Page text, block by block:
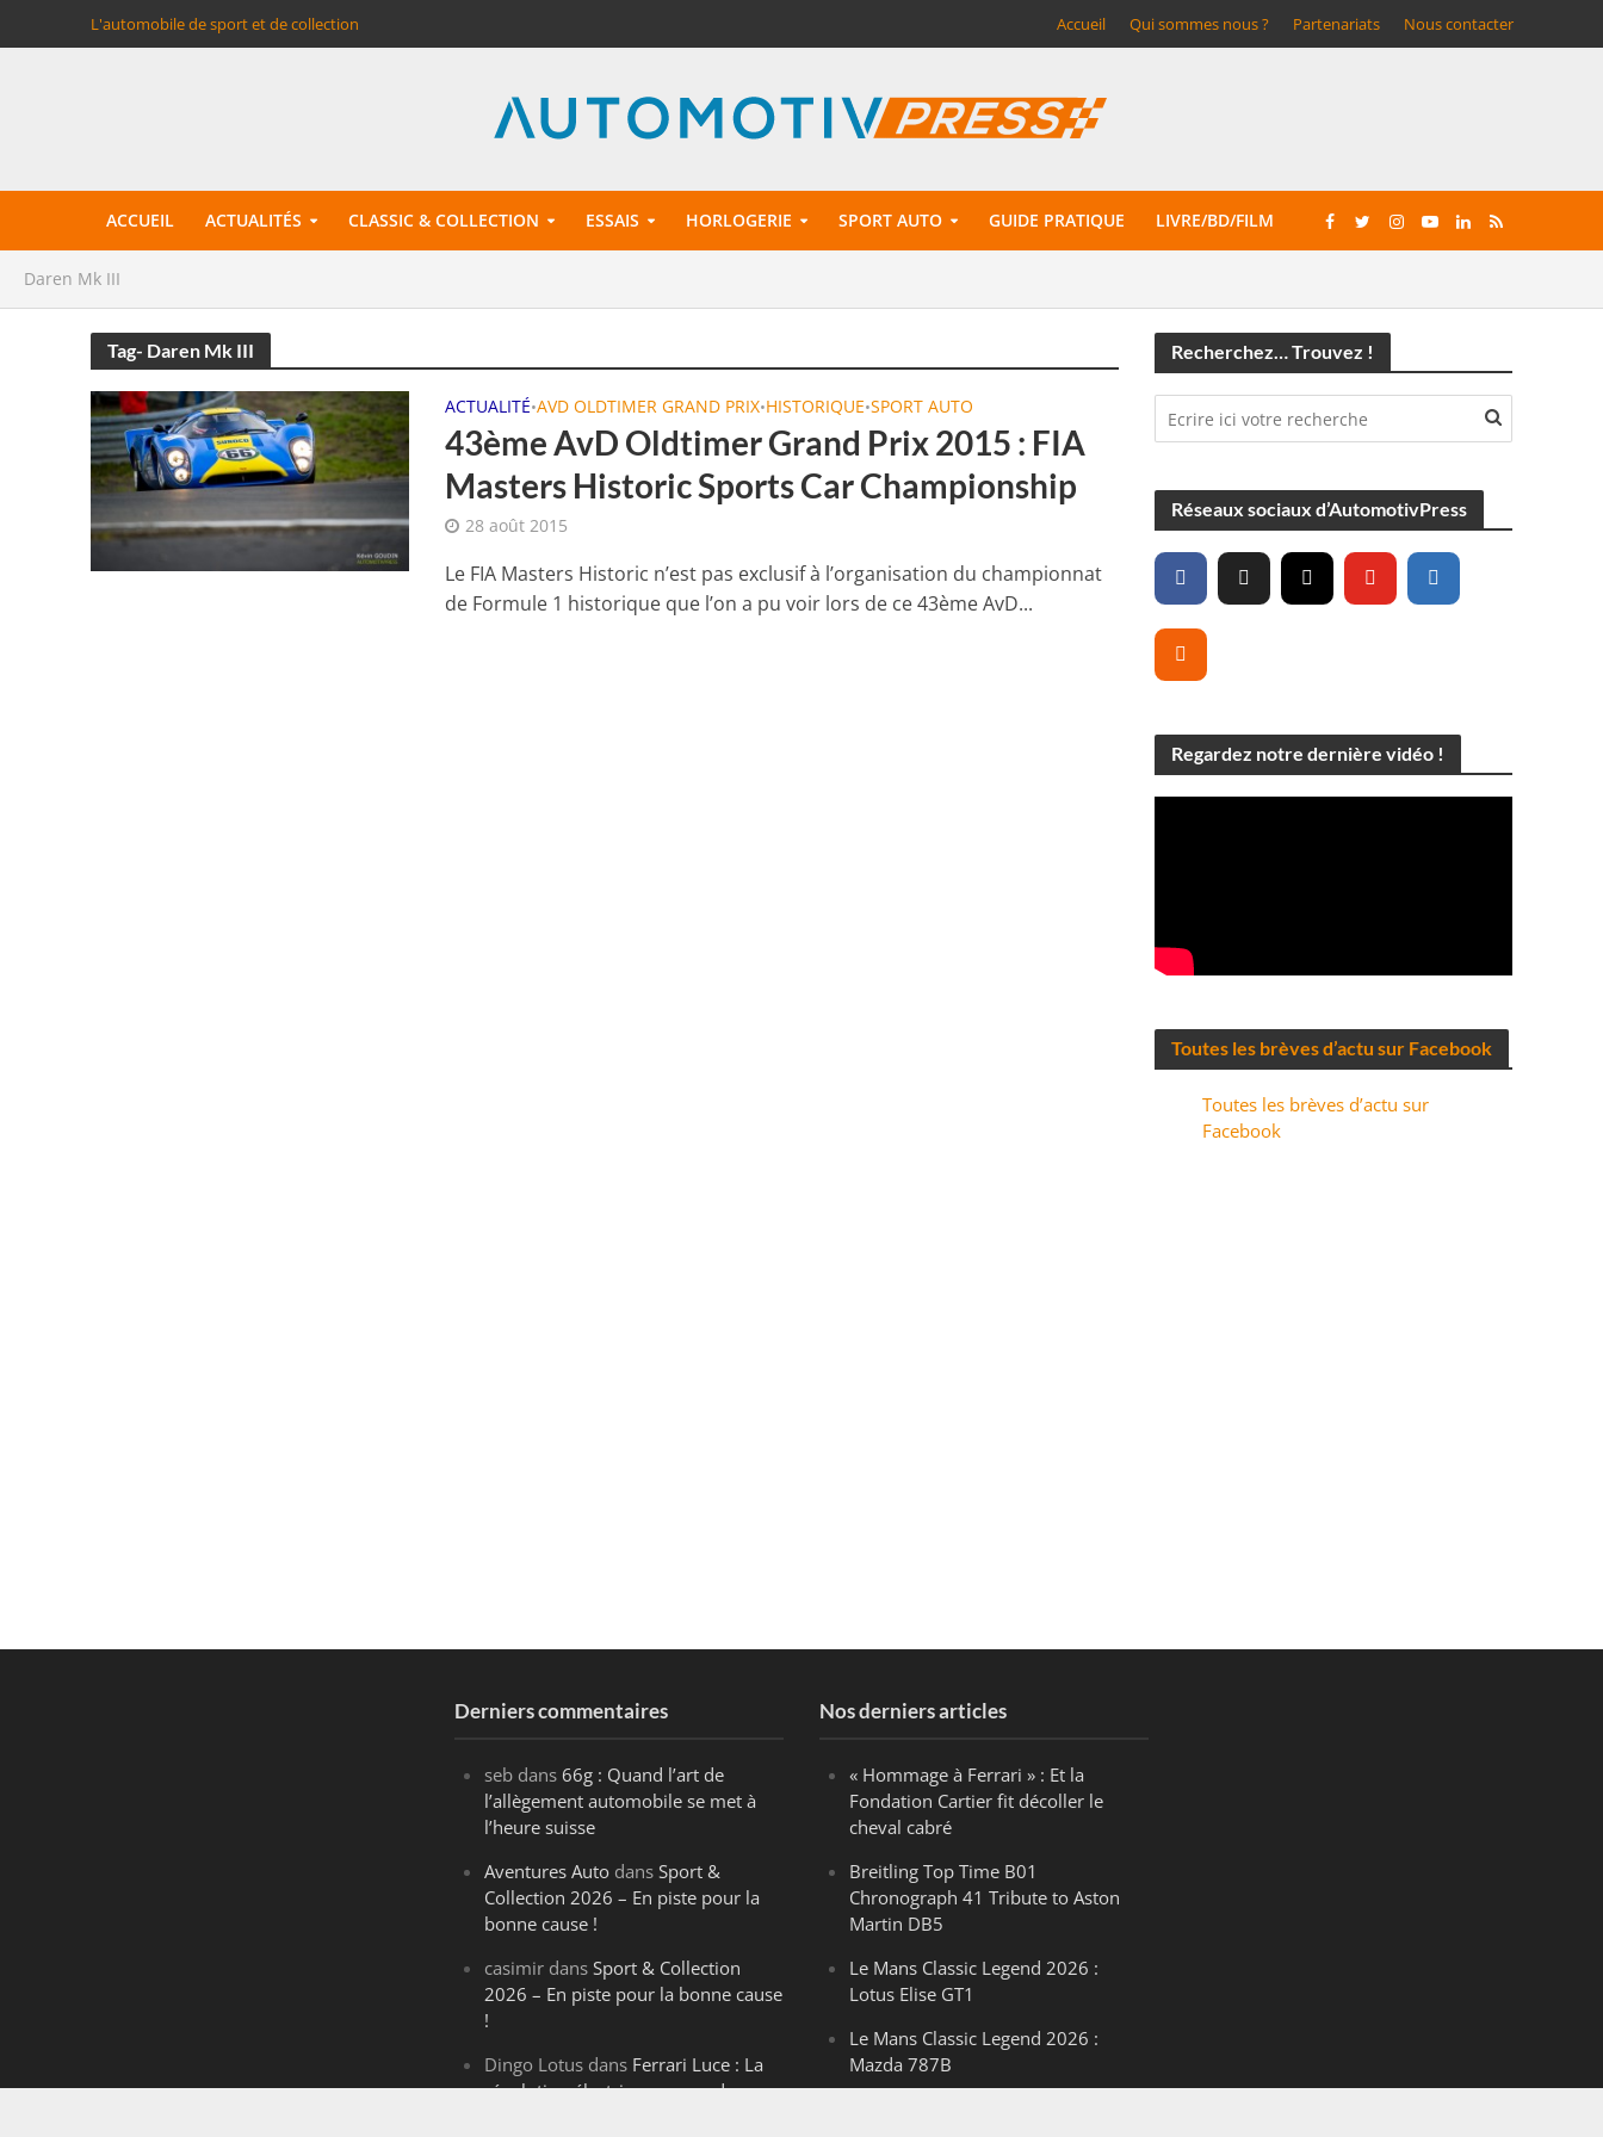
L'automobile de sport et de collection Accueil Qui sommes nous ? Partenariats Nous contacter
ACCUEIL ACTUALITÉS CLASSIC & COLLECTION ESSAIS HORLOGERIE SPORT AUTO GUIDE PRATIQUE LIVRE/BD/FILM
Daren Mk III
Tag- Daren Mk III
ACTUALITÉ•AVD OLDTIMER GRAND PRIX•HISTORIQUE•SPORT AUTO
43ème AvD Oldtimer Grand Prix 2015 : FIA
Masters Historic Sports Car Championship
28 août 2015
Le FIA Masters Historic n’est pas exclusif à l’organisation du championnat
de Formule 1 historique que l’on a pu voir lors de ce 43ème AvD...
Recherchez… Trouvez !
Réseaux sociaux d’AutomotivPress
Regardez notre dernière vidéo !
Toutes les brèves d’actu sur Facebook
Toutes les brèves d’actu sur
Facebook
Derniers commentaires
seb dans66g : Quand l’art de
l’allègement automobile se met à
l’heure suisse
Aventures Auto dansSport &
Collection 2026 – En piste pour la
bonne cause !
casimir dansSport & Collection
2026 – En piste pour la bonne cause
!
Dingo Lotus dans Ferrari Luce : La
révolution électrique venue de
Nos derniers articles
« Hommage à Ferrari » : Et la
Fondation Cartier fit décoller le
cheval cabré
Breitling Top Time B01
Chronograph 41 Tribute to Aston
Martin DB5
Le Mans Classic Legend 2026 :
Lotus Elise GT1
Le Mans Classic Legend 2026 :
Mazda 787B